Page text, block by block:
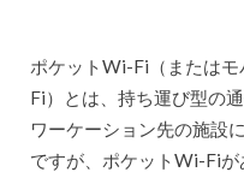
ポケットWi-Fi（または
Fi）とは、持ち運び型の
ワーケーション先の施設
ですが、ポケットWi-Fi